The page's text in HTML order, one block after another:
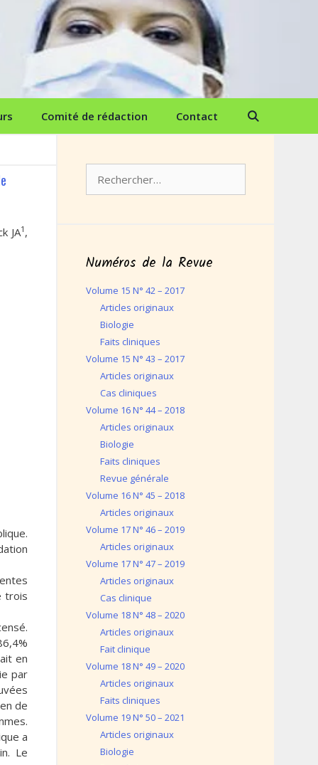
Comité de rédaction Contact
JA1 ,
trois
en
par
de
a
Le
Numéros de la Revue
Volume 15 N° 42 – 2017
Articles originaux
Biologie
Faits cliniques
Volume 15 N° 43 – 2017
Articles originaux
Cas cliniques
Volume 16 N° 44 – 2018
Articles originaux
Biologie
Faits cliniques
Revue générale
Volume 16 N° 45 – 2018
Articles originaux
Volume 17 N° 46 – 2019
Articles originaux
Volume 17 N° 47 – 2019
Articles originaux
Cas clinique
Volume 18 N° 48 – 2020
Articles originaux
Fait clinique
Volume 18 N° 49 – 2020
Articles originaux
Faits cliniques
Volume 19 N° 50 – 2021
Articles originaux
Biologie